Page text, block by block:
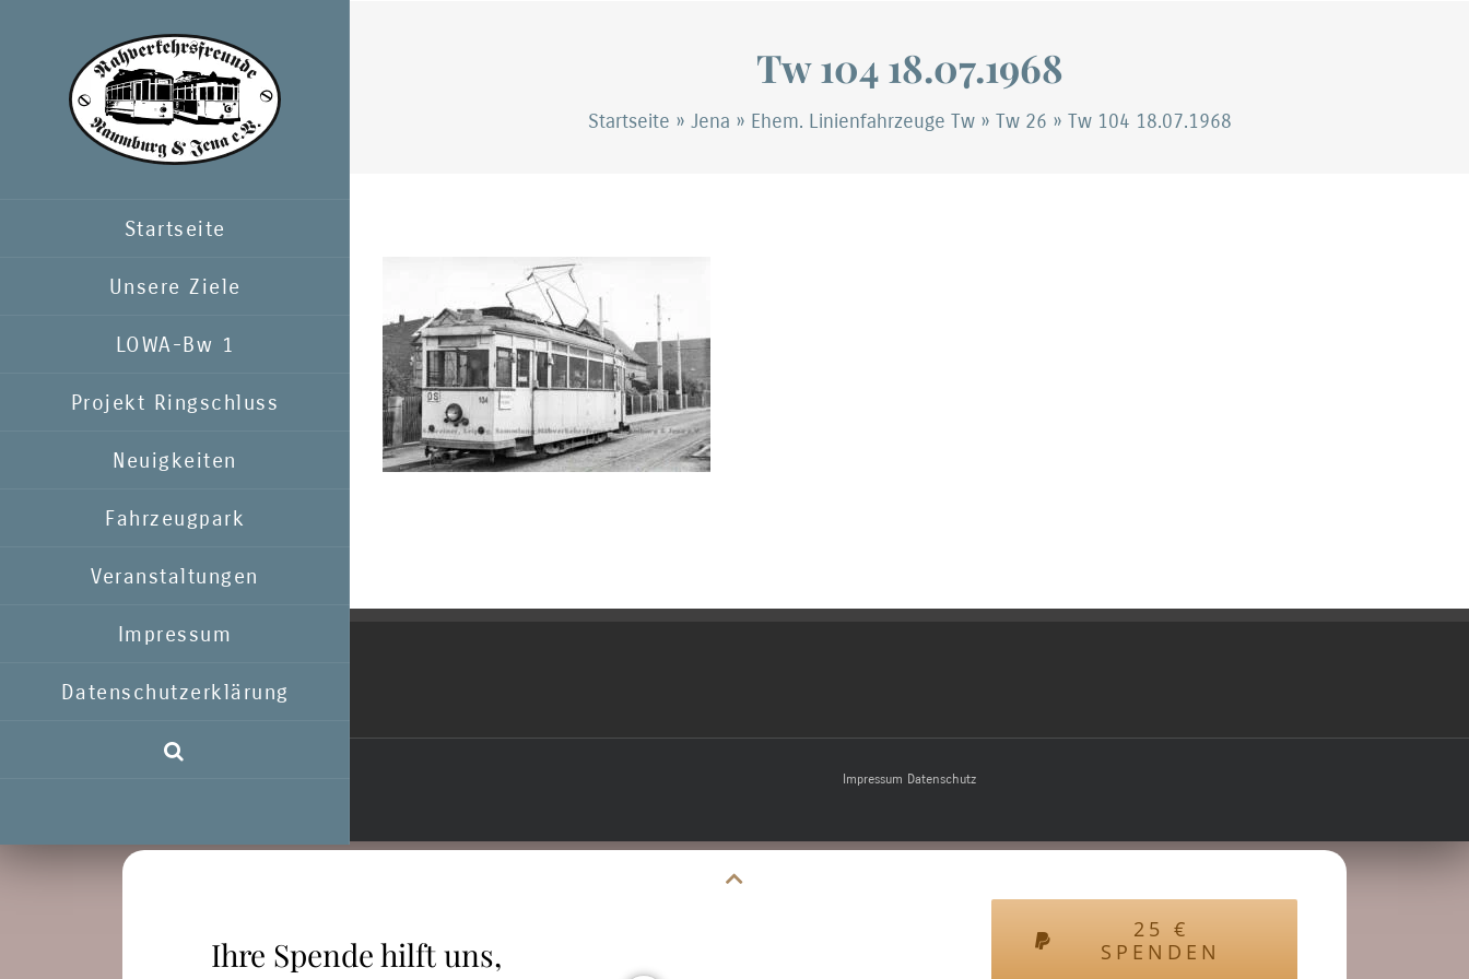
springen
Startseite
Unsere Ziele
LOWA-Bw 1
Projekt Ringschluss
Neuigkeiten
Fahrzeugpark
Veranstaltungen
Impressum
Datenschutzerklärung
Ihre Spende hilft uns,
25 €
SPENDEN
Tw 104 18.07.1968
Startseite » Jena » Ehem. Linienfahrzeuge Tw» Tw 26 » Tw 104 18.07.1968
Impressum Datenschutz